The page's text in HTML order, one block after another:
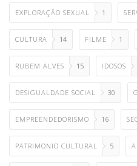
EXPLORAÇÃO SEXUAL 1
CULTURA 14 FILME 1
RUBEM ALVES 15 IDOSOS
DESIGUALDADE SOCIAL 30
EMPREENDEDORISMO 16
PATRIMONIO CULTURAL 5